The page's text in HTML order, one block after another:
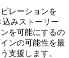
レーションを
みストーリー
を可能にするの
ンの可能性を最
支援します。